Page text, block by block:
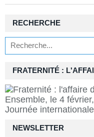
NEWSLETTER
RECHERCHE
FRATERNITÉ :
Ensemble, le 4
Journée